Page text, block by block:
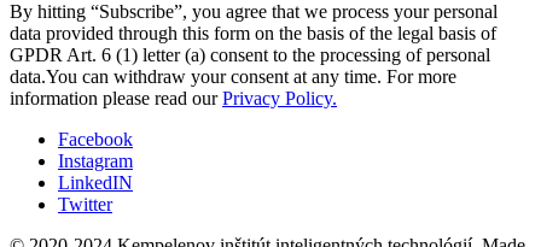
By hitting “Subscribe”, you agree that we process your personal
data provided through this form on the basis of the legal basis of
GPDR Art. 6 (1) letter (a) consent to the processing of personal
data.You can withdraw your consent at any time. For more
information please read ourPrivacy Policy.
Facebook
Instagram
LinkedIN
Twitter